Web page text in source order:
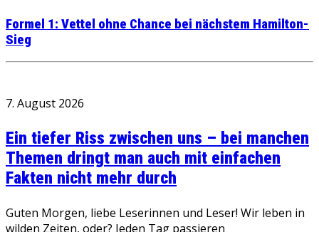
Formel 1: Vettel ohne Chance bei nächstem Hamilton-
Sieg
7. August 2026
Ein tiefer Riss zwischen uns – bei manchen
Themen dringt man auch mit einfachen
Fakten nicht mehr durch
Guten Morgen, liebe Leserinnen und Leser! Wir leben in
wilden Zeiten, oder? Jeden Tag passieren